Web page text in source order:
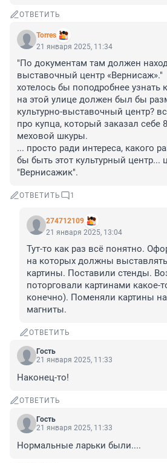
ОТВЕТИТЬ
Torres
21 января 2025, 11:34
"По документам там должен
выставочный центр «Вернисаж»."
хотелось бы поподробнее узнать
на этой улице должен был бы
культурно-выставочный центр?
про купца, который заказал себе
меховой шкуры.
... просто ради интереса, какого
бы быть этот культурный центр...
"Вернисажик".
ОТВЕТИТЬ 1
274712109
21 января 2025, 13:04
Тут-то как раз всё понятно.
на которых должны
картины. Поставили стенды.
поторговали картинами какое-
конечно). Поменяли картины
магниты.
ОТВЕТИТЬ
Гость
21 января 2025, 11:33
Наконец-то!
ОТВЕТИТЬ
Гость
21 января 2025, 11:33
Нормальные ларьки были....